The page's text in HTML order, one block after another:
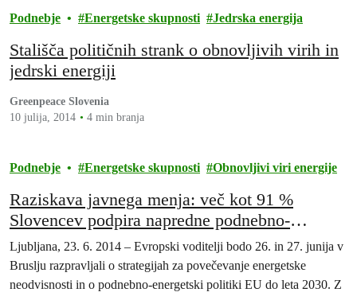
Podnebje Energetske skupnosti Jedrska energija
Stališča političnih strank o obnovljivih virih in
jedrski energiji
Greenpeace Slovenia
10 julija, 2014
4 min branja
Podnebje Energetske skupnosti Obnovljivi viri energije
Raziskava javnega menja: več kot 91 %
Slovencev podpira napredne podnebno-
energetske cilje EU
Ljubljana, 23. 6. 2014 – Evropski voditelji bodo 26. in 27. junija v
Bruslju razpravljali o strategijah za povečevanje energetske
neodvisnosti in o podnebno-energetski politiki EU do leta 2030. Z